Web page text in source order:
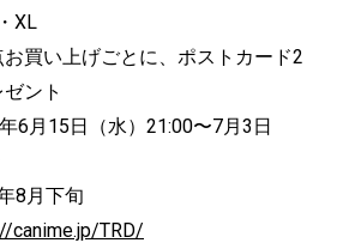
XL
買い上げごとに、ポストカード2
ント
6月15日（水）21:00〜7月3日
8月下旬
canime.jp/TRD/